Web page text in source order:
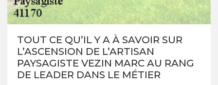
TOUT CE QU’IL Y A À SAVOIR SUR
L’ASCENSION DE L’ARTISAN
PAYSAGISTE VEZIN MARC AU RANG
DE LEADER DANS LE MÉTIER